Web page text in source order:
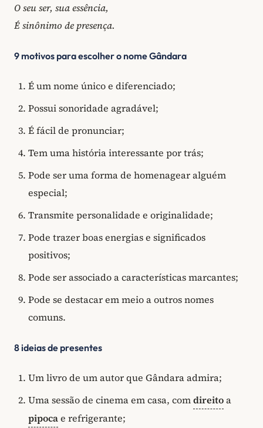
O seu ser, sua essência,
É sinônimo de presença.
9 motivos para escolher o nome Gândara
É um nome único e diferenciado;
Possui sonoridade agradável;
É fácil de pronunciar;
Tem uma história interessante por trás;
Pode ser uma forma de homenagear alguém
especial;
Transmite personalidade e originalidade;
Pode trazer boas energias e significados
positivos;
Pode ser associado a características marcantes;
Pode se destacar em meio a outros nomes
comuns.
8 ideias de presentes
Um livro de um autor que Gândara admira;
Uma sessão de cinema em casa, comdireitoa
pipocae refrigerante;